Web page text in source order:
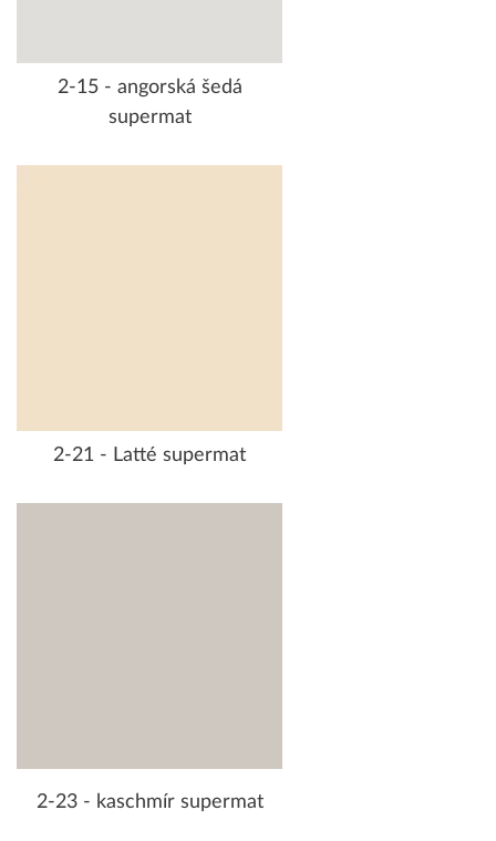
2-15 - angorská šedá
supermat
2-21 - Latté supermat
2-23 - kaschmír supermat